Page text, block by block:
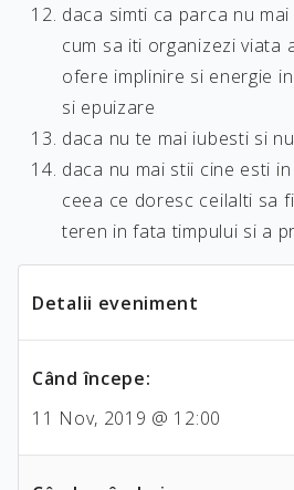
daca simti ca parca nu
cum sa iti organizezi viata
ofere implinire si energie
si epuizare
daca nu te mai iubesti si
daca nu mai stii cine esti
ceea ce doresc ceilalti sa
teren in fata timpului si a
Detalii eveniment
Când începe:
11 Nov, 2019 @ 12:00